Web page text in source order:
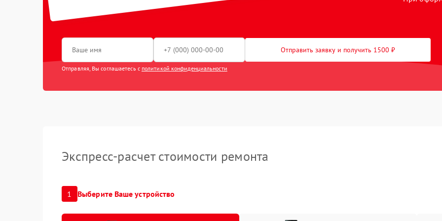
Замена корпуса 40 мин 2 года
Отправить заявку и получить 1500 ₽
Отправляя, Вы соглашаетесь с политикой конфиденциальности
Экспресс-расчет стоимости ремонта
1 Выберите Ваше устройство